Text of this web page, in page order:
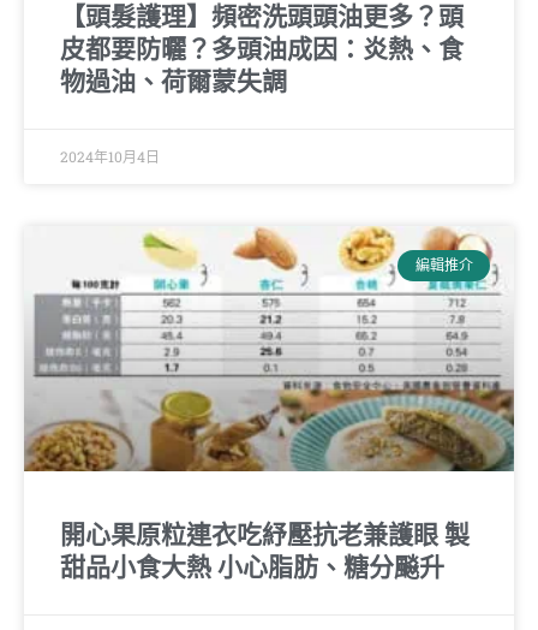
【頭髮護理】頻密洗頭頭油更多？頭
皮都要防曬？多頭油成因：炎熱、食
物過油、荷爾蒙失調
2024年10月4日
編輯推介
開心果原粒連衣吃紓壓抗老兼護眼 製
甜品小食大熱 小心脂肪、糖分飈升